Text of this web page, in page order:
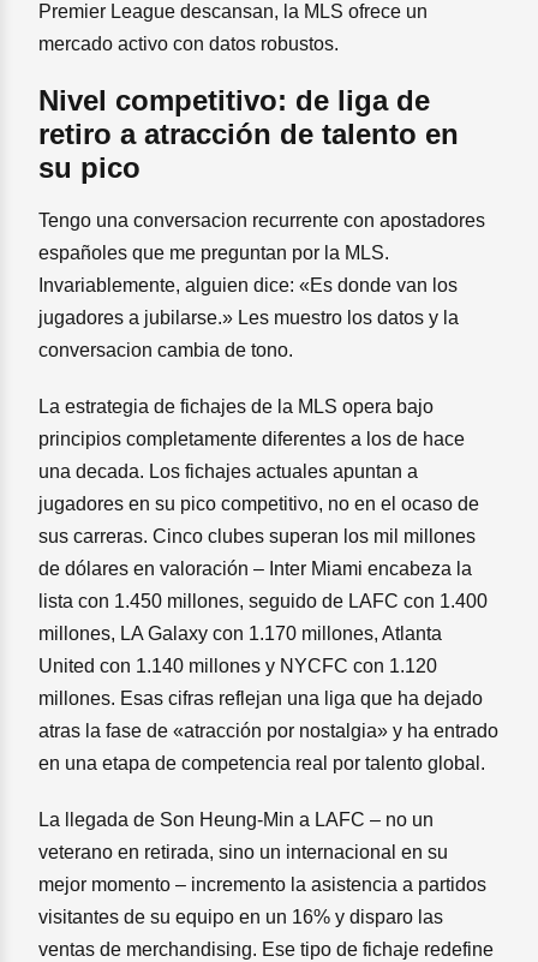
Premier League descansan, la MLS ofrece un
mercado activo con datos robustos.
Nivel competitivo: de liga de
retiro a atracción de talento en
su pico
Tengo una conversacion recurrente con apostadores
españoles que me preguntan por la MLS.
Invariablemente, alguien dice: «Es donde van los
jugadores a jubilarse.» Les muestro los datos y la
conversacion cambia de tono.
La estrategia de fichajes de la MLS opera bajo
principios completamente diferentes a los de hace
una decada. Los fichajes actuales apuntan a
jugadores en su pico competitivo, no en el ocaso de
sus carreras. Cinco clubes superan los mil millones
de dólares en valoración – Inter Miami encabeza la
lista con 1.450 millones, seguido de LAFC con 1.400
millones, LA Galaxy con 1.170 millones, Atlanta
United con 1.140 millones y NYCFC con 1.120
millones. Esas cifras reflejan una liga que ha dejado
atras la fase de «atracción por nostalgia» y ha entrado
en una etapa de competencia real por talento global.
La llegada de Son Heung-Min a LAFC – no un
veterano en retirada, sino un internacional en su
mejor momento – incremento la asistencia a partidos
visitantes de su equipo en un 16% y disparo las
ventas de merchandising. Ese tipo de fichaje redefine